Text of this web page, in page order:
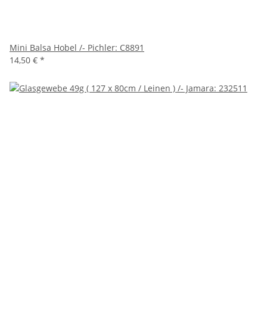
Mini Balsa Hobel /- Pichler: C8891
14,50 € *